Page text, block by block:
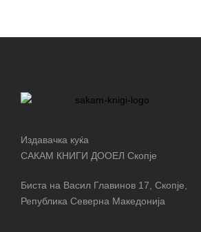
Издавачка куќа
САКАМ КНИГИ ДООЕЛ Скопје
Биста на Васил Главинов 17, Скопје,
Република Северна Македонија